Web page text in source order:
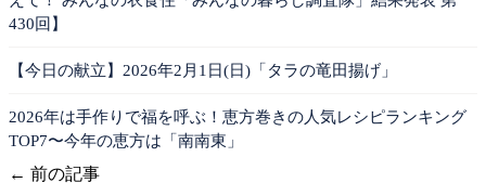
430回】
【今日の献立】2026年2月1日(日)「タラの竜田揚げ」
2026年は手作りで福を呼ぶ！恵方巻きの人気レシピランキング
TOP7〜今年の恵方は「南南東」
← 前の記事